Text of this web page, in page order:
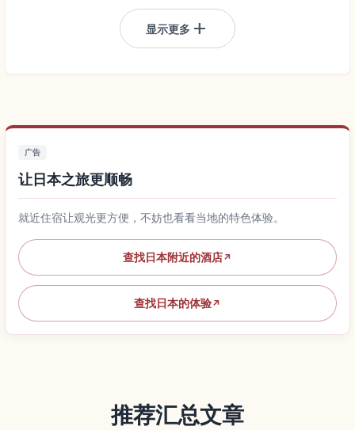
显示更多 add
广告
让日本之旅更顺畅
就近住宿让观光更方便，不妨也看看当地的特色体验。
查找日本附近的酒店↗
查找日本的体验↗
推荐汇总文章